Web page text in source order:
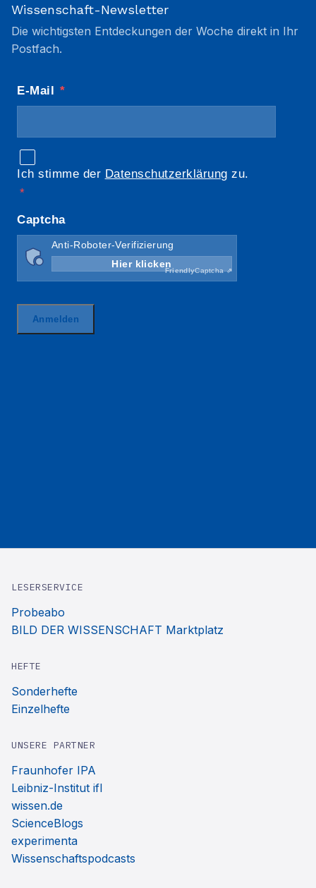
Wissenschaft-Newsletter
Die wichtigsten Entdeckungen der Woche direkt in Ihr
Postfach.
LESERSERVICE
Probeabo
BILD DER WISSENSCHAFT Marktplatz
HEFTE
Sonderhefte
Einzelhefte
UNSERE PARTNER
Fraunhofer IPA
Leibniz-Institut ifl
wissen.de
ScienceBlogs
experimenta
Wissenschaftspodcasts